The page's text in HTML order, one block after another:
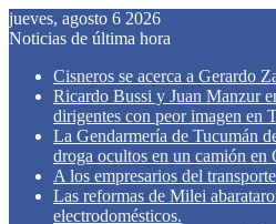
jueves, agosto 6 2026
Noticias de última hora
Cisneros se acerca a Gerardo
Ricardo Bussi y Juan Manzur
dirigentes con peor imagen en
La Gendarmería de Tucumán
droga ocultos en un camión en
A los empresarios del
Las reformas de Milei
electrodomésticos.